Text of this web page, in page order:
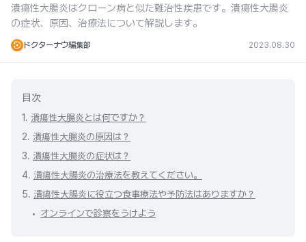
潰瘍性大腸炎はクローン病と似た難治性疾患です。潰瘍性大腸炎
の症状、原因、治療法について解説します。
ドクターナウ編集部 2023.08.30
目次
1. 潰瘍性大腸炎とは何ですか？
2. 潰瘍性大腸炎の原因は？
3. 潰瘍性大腸炎の症状は？
4. 潰瘍性大腸炎の治療法を教えてください。
5. 潰瘍性大腸炎に役立つ食事療法や予防法はありますか？
オンラインで診察をうけよう